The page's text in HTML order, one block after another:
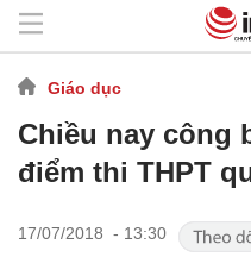
Giáo dục
Chiều nay công
điểm thi THPT
17/07/2018 - 13:30